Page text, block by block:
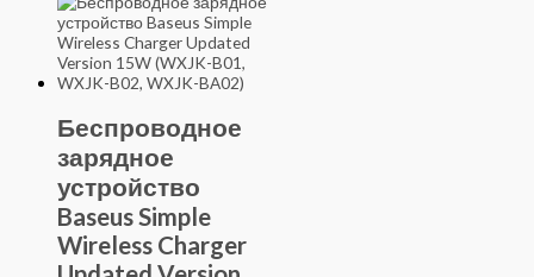
Беспроводное
зарядное
устройство
Baseus Simple
Wireless Charger